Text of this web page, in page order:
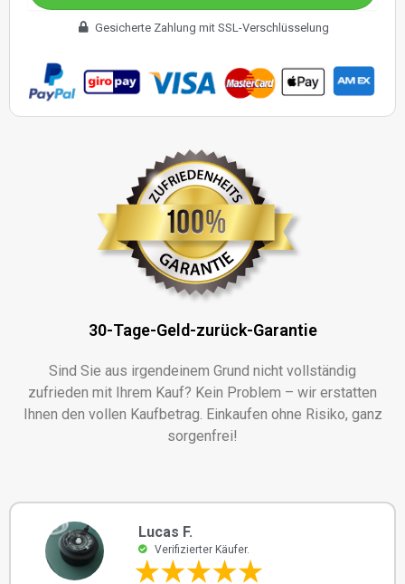
Gesicherte Zahlung mit SSL-Verschlüsselung
30-Tage-Geld-zurück-Garantie
Sind Sie aus irgendeinem Grund nicht vollständig
zufrieden mit Ihrem Kauf? Kein Problem – wir erstatten
Ihnen den vollen Kaufbetrag. Einkaufen ohne Risiko, ganz
sorgenfrei!
Lucas F.
Verifizierter Käufer.